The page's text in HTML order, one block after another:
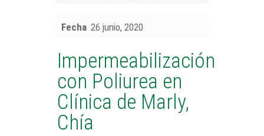
Fecha 26 junio, 2020
Impermeabilización
con Poliurea en
Clínica de Marly,
Chía